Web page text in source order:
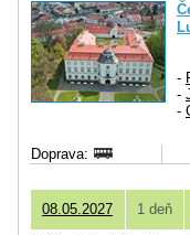
-
-
-
Doprava:
08.05.2027 1 deň